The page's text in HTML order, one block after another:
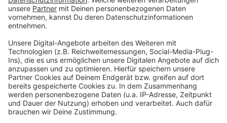
Türen sollten zusätzlich gesichert werden. Fenster mit
abschließbaren Griffen und sogenannten
Pilzkopfbeschlägen nachrüsten. Für Wohnungs- und
Kellertüren gibt es Querriegel. "Ein potenzieller Täter
erkennt von außen, ob ein Querriegel da ist. Wenn er
den jetzt angreift, kann er sich durchaus die Zähne
daran ausbeißen, weil er relativ viel Zeit braucht und es
auch mehr Lärm macht.", erklärt Rüdiger Heil. Täter
lassen also oft die Finger von Objekten, bei denen sie
viel Zeit brauchen, um rein zu kommen. Nicht